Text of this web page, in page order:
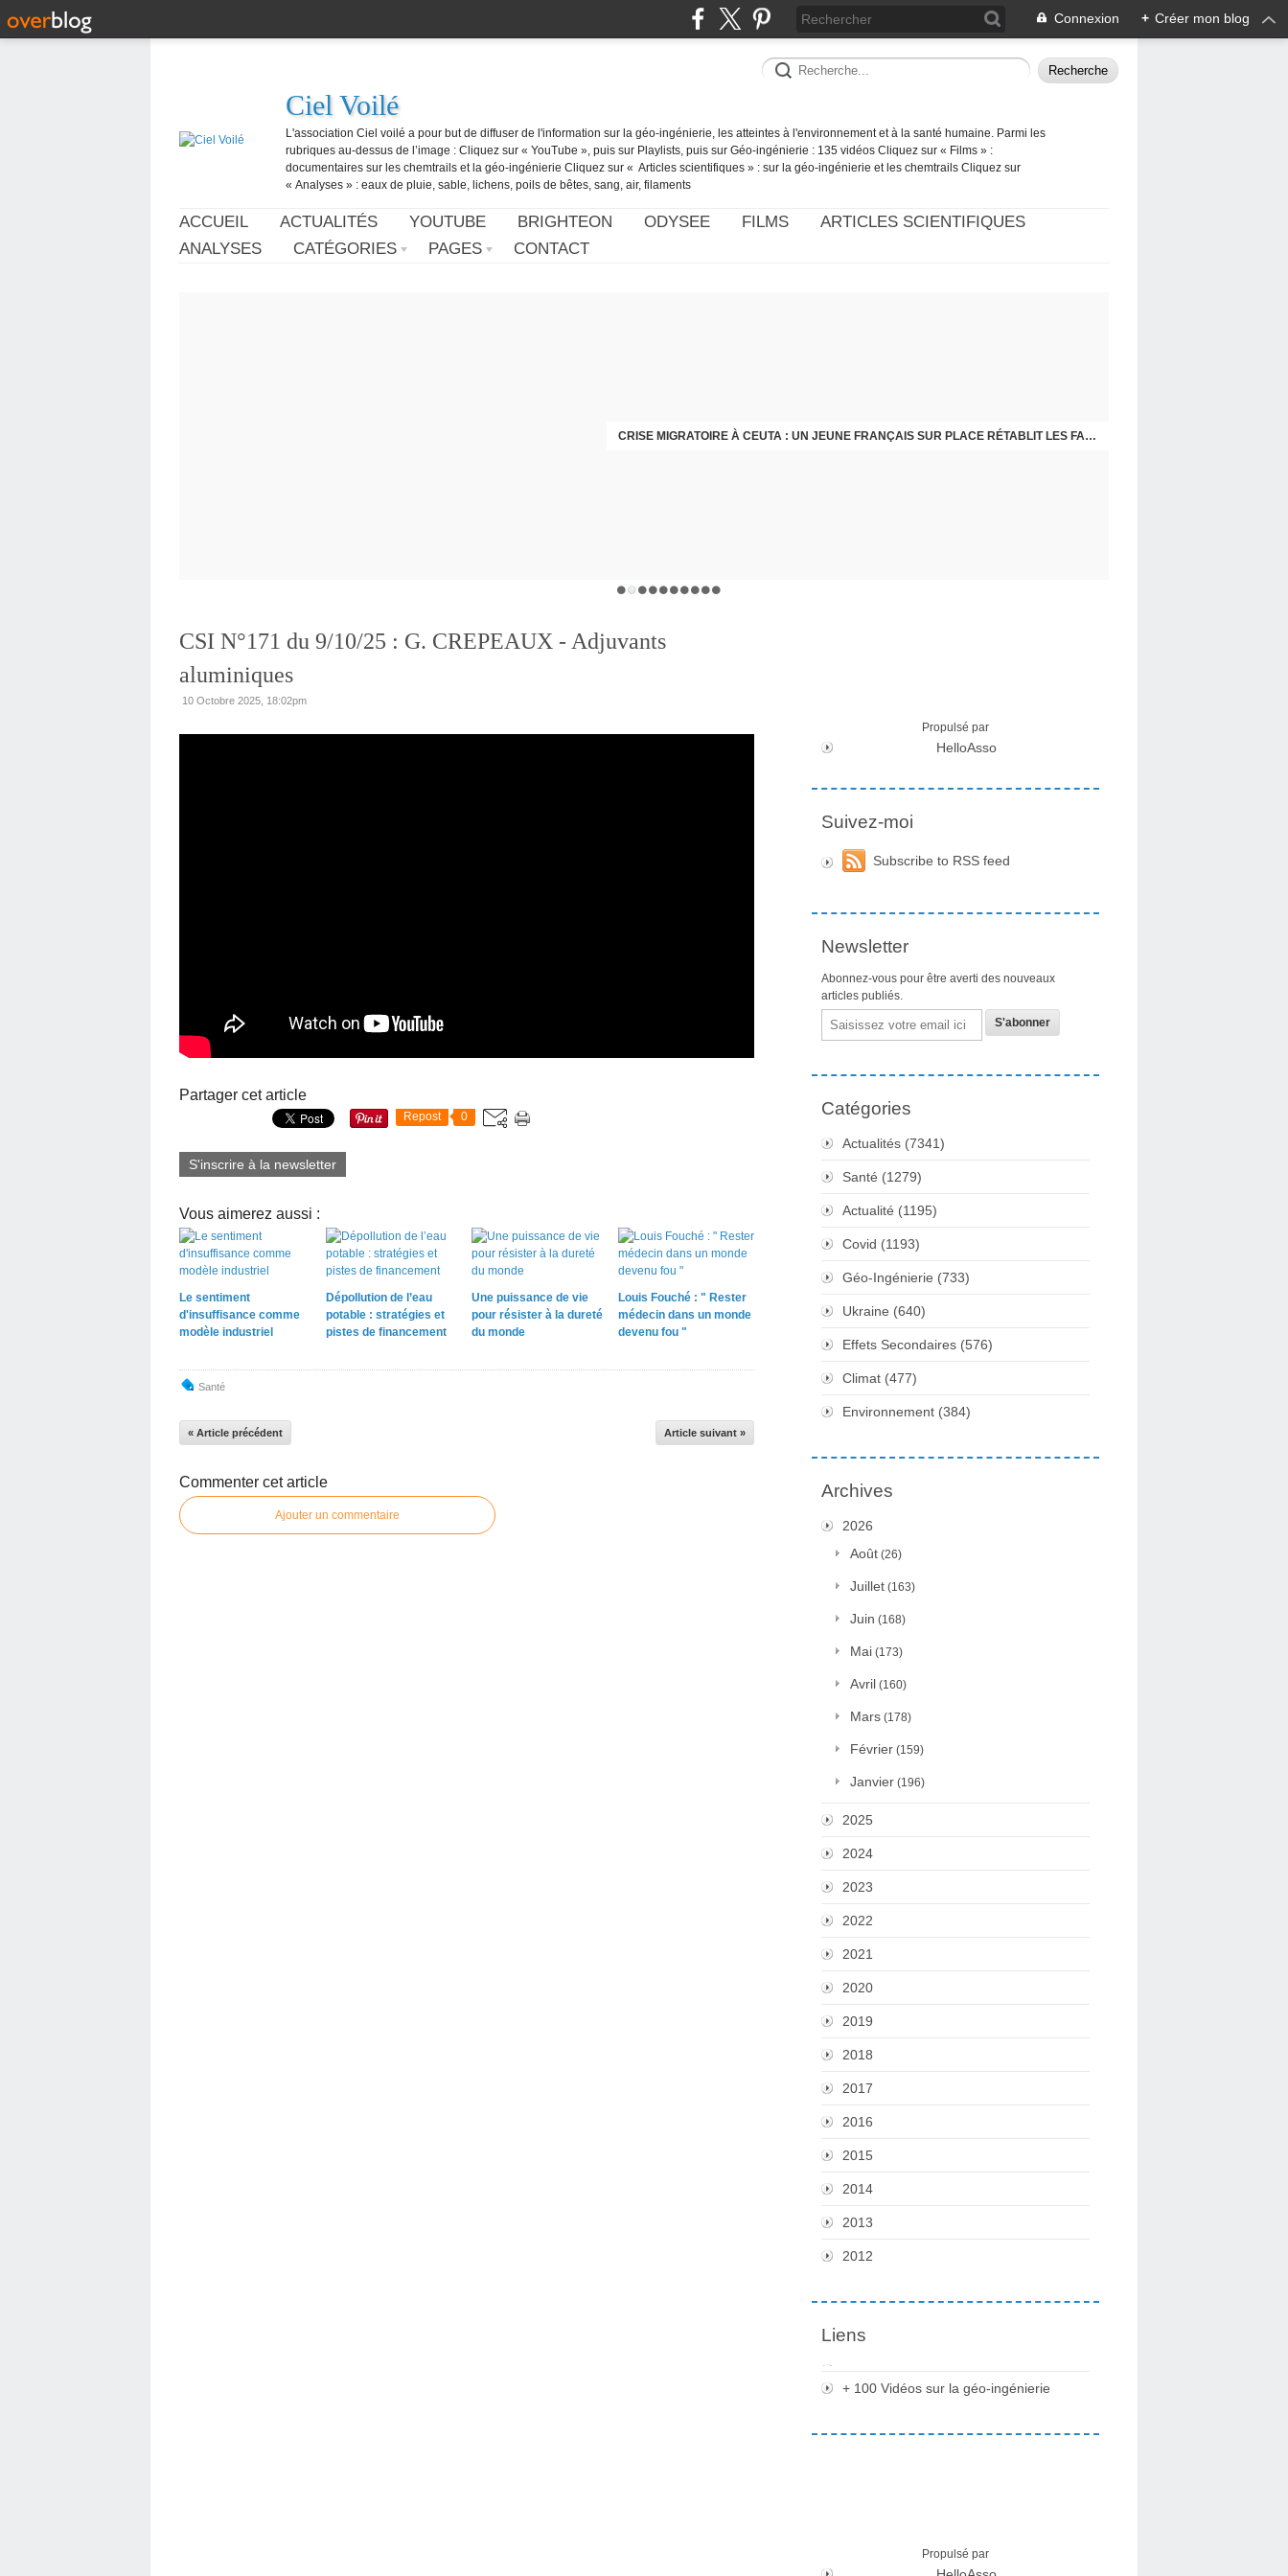
Connexion + Créer mon blog
Ciel Voilé
L'association Ciel voilé a pour but de diffuser de l'information sur la géo-ingénierie, les atteintes à l'environnement et à la santé humaine. Parmi les
rubriques au-dessus de l’image : Cliquez sur « YouTube », puis sur Playlists, puis sur Géo-ingénierie : 135 vidéos Cliquez sur « Films » :
documentaires sur les chemtrails et la géo-ingénierie Cliquez sur « Articles scientifiques » : sur la géo-ingénierie et les chemtrails Cliquez sur
« Analyses » : eaux de pluie, sable, lichens, poils de bêtes, sang, air, filaments
ACCUEIL ACTUALITÉS YOUTUBE BRIGHTEON ODYSEE FILMS
ARTICLES SCIENTIFIQUES
ANALYSES
CATÉGORIES PAGES CONTACT
CRISE MIGRATOIRE À CEUTA : UN JEUNE FRANÇAIS SUR PLACE RÉTABLIT LES FAITS ! - RAPHAËL AYMA
CSI N°171 du 9/10/25 : G. CREPEAUX - Adjuvants
aluminiques
10 Octobre 2025, 18:02pm
Partager cet article
Repost 0
S'inscrire à la newsletter
Vous aimerez aussi :
Le sentiment
d'insuffisance comme
modèle industriel
Dépollution de l’eau
potable : stratégies et
pistes de financement
Une puissance de vie
pour résister à la dureté
du monde
Louis Fouché : " Rester
médecin dans un monde
devenu fou "
Santé
« Article précédent Article suivant »
Commenter cet article
Ajouter un commentaire
Propulsé par
HelloAsso
Suivez-moi
Subscribe to RSS feed
Newsletter
Abonnez-vous pour être averti des nouveaux
articles publiés.
Email
Catégories
Actualités (7341)
Santé (1279)
Actualité (1195)
Covid (1193)
Géo-Ingénierie (733)
Ukraine (640)
Effets Secondaires (576)
Climat (477)
Environnement (384)
Archives
2026
Août (26)
Juillet (163)
Juin (168)
Mai (173)
Avril (160)
Mars (178)
Février (159)
Janvier (196)
2025
2024
2023
2022
2021
2020
2019
2018
2017
2016
2015
2014
2013
2012
Liens
+ 100 Vidéos sur la géo-ingénierie
Propulsé par